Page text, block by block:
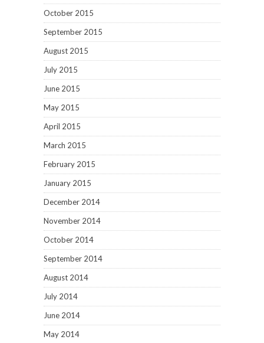
October 2015
September 2015
August 2015
July 2015
June 2015
May 2015
April 2015
March 2015
February 2015
January 2015
December 2014
November 2014
October 2014
September 2014
August 2014
July 2014
June 2014
May 2014